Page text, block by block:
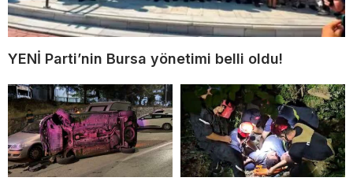
YENİ Parti’nin Bursa yönetimi belli oldu!